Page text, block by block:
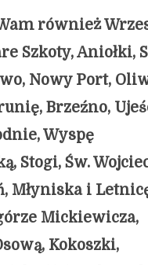
również
Szkoty, Aniołki,
Nowy Port,
Brzeźno,
Wyspę
Stogi, Św.
Młyniska i
Mickiewicza,
Kokoszki,